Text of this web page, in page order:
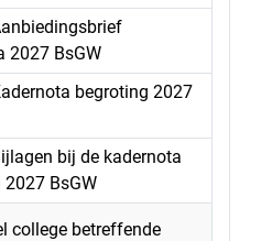
2027 BsGW
begroting 2027
bij de kadernota
BsGW
college betreffende